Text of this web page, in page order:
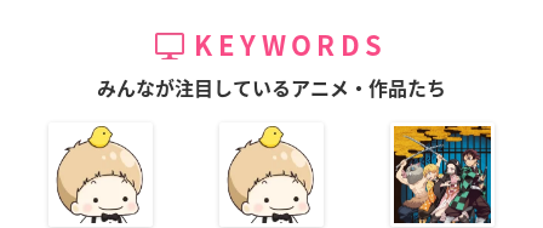
KEYWORDS
みんなが注目しているアニメ・作品たち